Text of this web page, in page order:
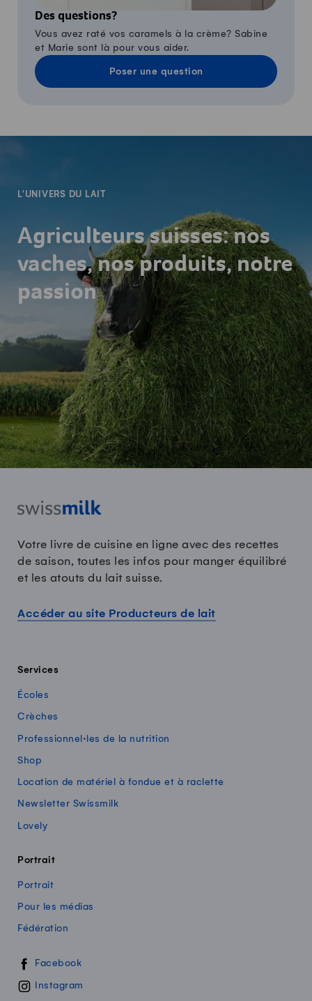
Des questions?
Vous avez raté vos caramels à la crème? Sabine
et Marie sont là pour vous aider.
Poser une question
L'UNIVERS DU LAIT
Agriculteurs suisses: nos
vaches, nos produits, notre
passion
Votre livre de cuisine en ligne avec des recettes
de saison, toutes les infos pour manger équilibré
et les atouts du lait suisse.
Accéder au site Producteurs de lait
Services
Écoles
Crèches
Professionnel·les de la nutrition
Shop
Location de matériel à fondue et à raclette
Newsletter Swissmilk
Lovely
Portrait
Portrait
Pour les médias
Fédération
Swissmilk sur les réseaux sociaux
Facebook
Instagram